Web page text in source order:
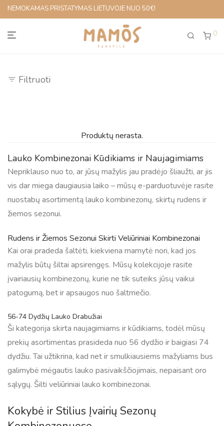
NEMOKAMAS PRISTATYMAS LIETUVOJE NUO 50€!
0
Filtruoti
Produktų nerasta.
Lauko Kombinezonai Kūdikiams ir Naujagimiams
Nepriklauso nuo to, ar jūsų mažylis jau pradėjo šliaužti, ar jis
vis dar miega daugiausia laiko – mūsų e-parduotuvėje rasite
nuostabų asortimentą lauko kombinezonų, skirtų rudens ir
žiemos sezonui.
Rudens ir Žiemos Sezonui Skirti Veliūriniai Kombinezonai
Kai orai pradeda šaltėti, kiekviena mamytė nori, kad jos
mažylis būtų šiltai apsirengęs. Mūsų kolekcijoje rasite
įvairiausių kombinezonų, kurie ne tik suteiks jūsų vaikui
patogumą, bet ir apsaugos nuo šaltmečio.
56-74 Dydžių Lauko Drabužiai
Ši kategorija skirta naujagimiams ir kūdikiams, todėl mūsų
prekių asortimentas prasideda nuo 56 dydžio ir baigiasi 74
dydžiu. Tai užtikrina, kad net ir smulkiausiems mažyliams bus
galimybė mėgautis lauko pasivaikščiojimais, nepaisant oro
sąlygų. Šilti veliūriniai lauko kombinezonai.
Kokybė ir Stilius Įvairių Sezonų